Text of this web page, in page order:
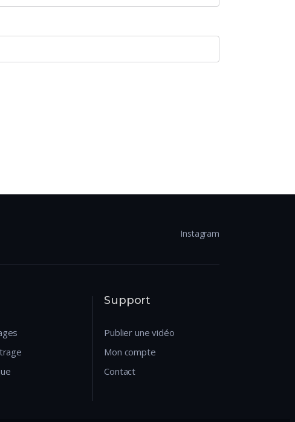
Instagram
Support
Publier une vidéo
Mon compte
Contact